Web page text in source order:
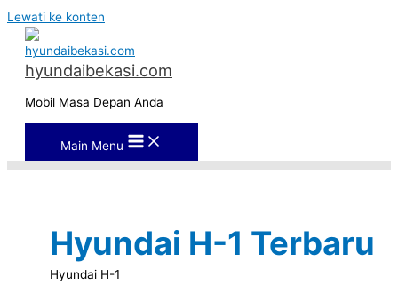
Lewati ke konten
hyundaibekasi.com
Mobil Masa Depan Anda
Main Menu
Hyundai H-1 Terbaru
Hyundai H-1